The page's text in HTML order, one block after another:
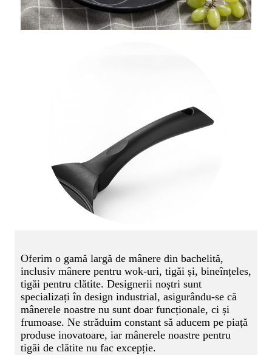
Oferim o gamă largă de mânere din bachelită,
inclusiv mânere pentru wok-uri, tigăi și, bineînțeles,
tigăi pentru clătite. Designerii noștri sunt
specializați în design industrial, asigurându-se că
mânerele noastre nu sunt doar funcționale, ci și
frumoase. Ne străduim constant să aducem pe piață
produse inovatoare, iar mânerele noastre pentru
tigăi de clătite nu fac excepție.